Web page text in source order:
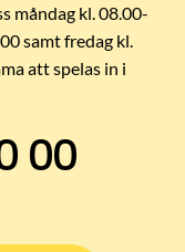
måndag kl. 08.00-
samt fredag kl.
att spelas in i
00